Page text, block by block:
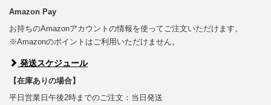
Amazon Pay
お持ちのAmazonアカウントの情報を使ってご注文いただけます。
※Amazonのポイントはご利用いただけません。
発送スケジュール
【在庫ありの場合】
平日営業日午後2時までのご注文：当日発送